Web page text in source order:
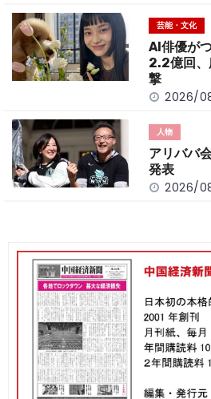
芸能・文化
AI俳優が
2.2億回
撃
2026/
人物
アリババ
発表
2026/